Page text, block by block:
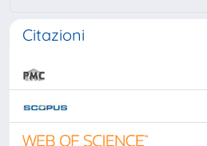
Citazioni